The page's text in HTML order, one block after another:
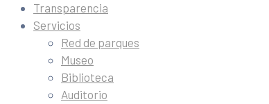
Transparencia
Servicios
Red de parques
Museo
Biblioteca
Auditorio